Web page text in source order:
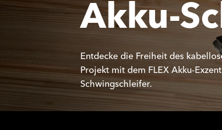
Akku-
Entdecke die Freiheit des
Projekt mit dem FLEX Akku-
Schwingschleifer.